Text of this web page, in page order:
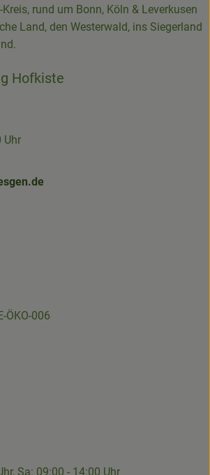
rund um Bonn, Köln & Leverkusen
Land, den Westerwald, ins Siegerland
Hofkiste
Uhr
ÖKO-006
https://www.instagram.com/die.hofkiste/
zu https://www.facebook.com/p/Die-
Sa: 09:00 - 14:00 Uhr